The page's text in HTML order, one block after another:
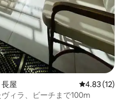
屋 レビュー12
4.83 (12)
ィラ、ビーチまで100m